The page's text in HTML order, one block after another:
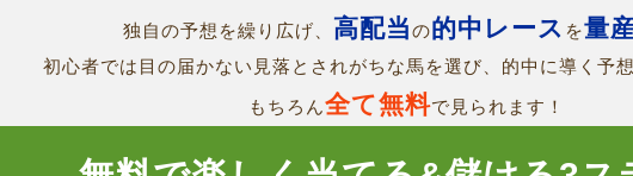
独自の予想を繰り広げ、 高配当の的中レース を量
初心者では目の届かない見落とされがちな馬を選び、的中に導く予
もちろん全て無料で見られます！